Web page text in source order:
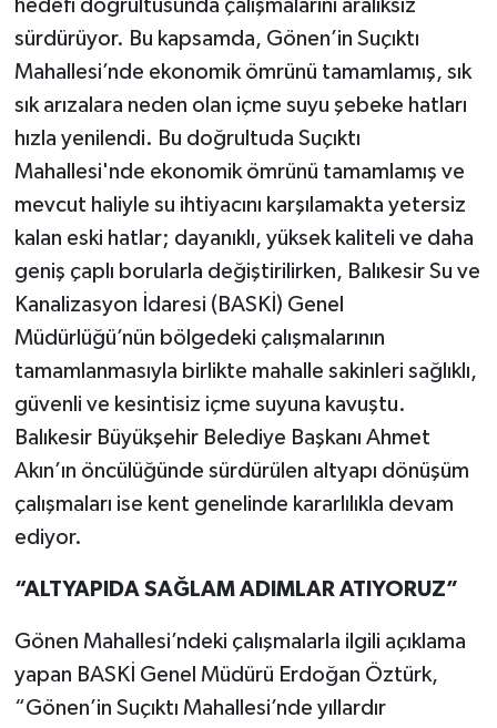
hedefi doğrultusunda çalışmalarını aralıksız
sürdürüyor. Bu kapsamda, Gönen’in Suçıktı
Mahallesi’nde ekonomik ömrünü tamamlamış, sık
sık arızalara neden olan içme suyu şebeke hatları
hızla yenilendi. Bu doğrultuda Suçıktı
Mahallesi'nde ekonomik ömrünü tamamlamış ve
mevcut haliyle su ihtiyacını karşılamakta yetersiz
kalan eski hatlar; dayanıklı, yüksek kaliteli ve daha
geniş çaplı borularla değiştirilirken, Balıkesir Su ve
Kanalizasyon İdaresi (BASKİ) Genel
Müdürlüğü’nün bölgedeki çalışmalarının
tamamlanmasıyla birlikte mahalle sakinleri sağlıklı,
güvenli ve kesintisiz içme suyuna kavuştu.
Balıkesir Büyükşehir Belediye Başkanı Ahmet
Akın’ın öncülüğünde sürdürülen altyapı dönüşüm
çalışmaları ise kent genelinde kararlılıkla devam
ediyor.
“ALTYAPIDA SAĞLAM ADIMLAR ATIYORUZ”
Gönen Mahallesi’ndeki çalışmalarla ilgili açıklama
yapan BASKİ Genel Müdürü Erdoğan Öztürk,
“Gönen’in Suçıktı Mahallesi’nde yıllardır